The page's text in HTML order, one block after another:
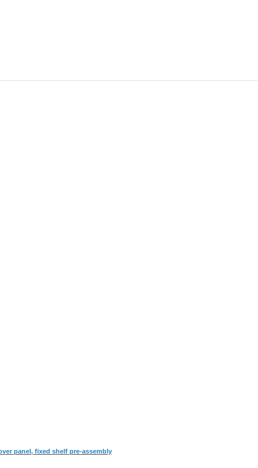
panel, fixed shelf pre-assembly